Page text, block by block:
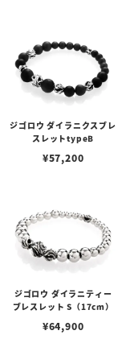
ジゴロウ ダイラニクスブレ
スレットtypeB
¥57,200
ジゴロウ ダイラニティー
ブレスレット S（17cm）
¥64,900